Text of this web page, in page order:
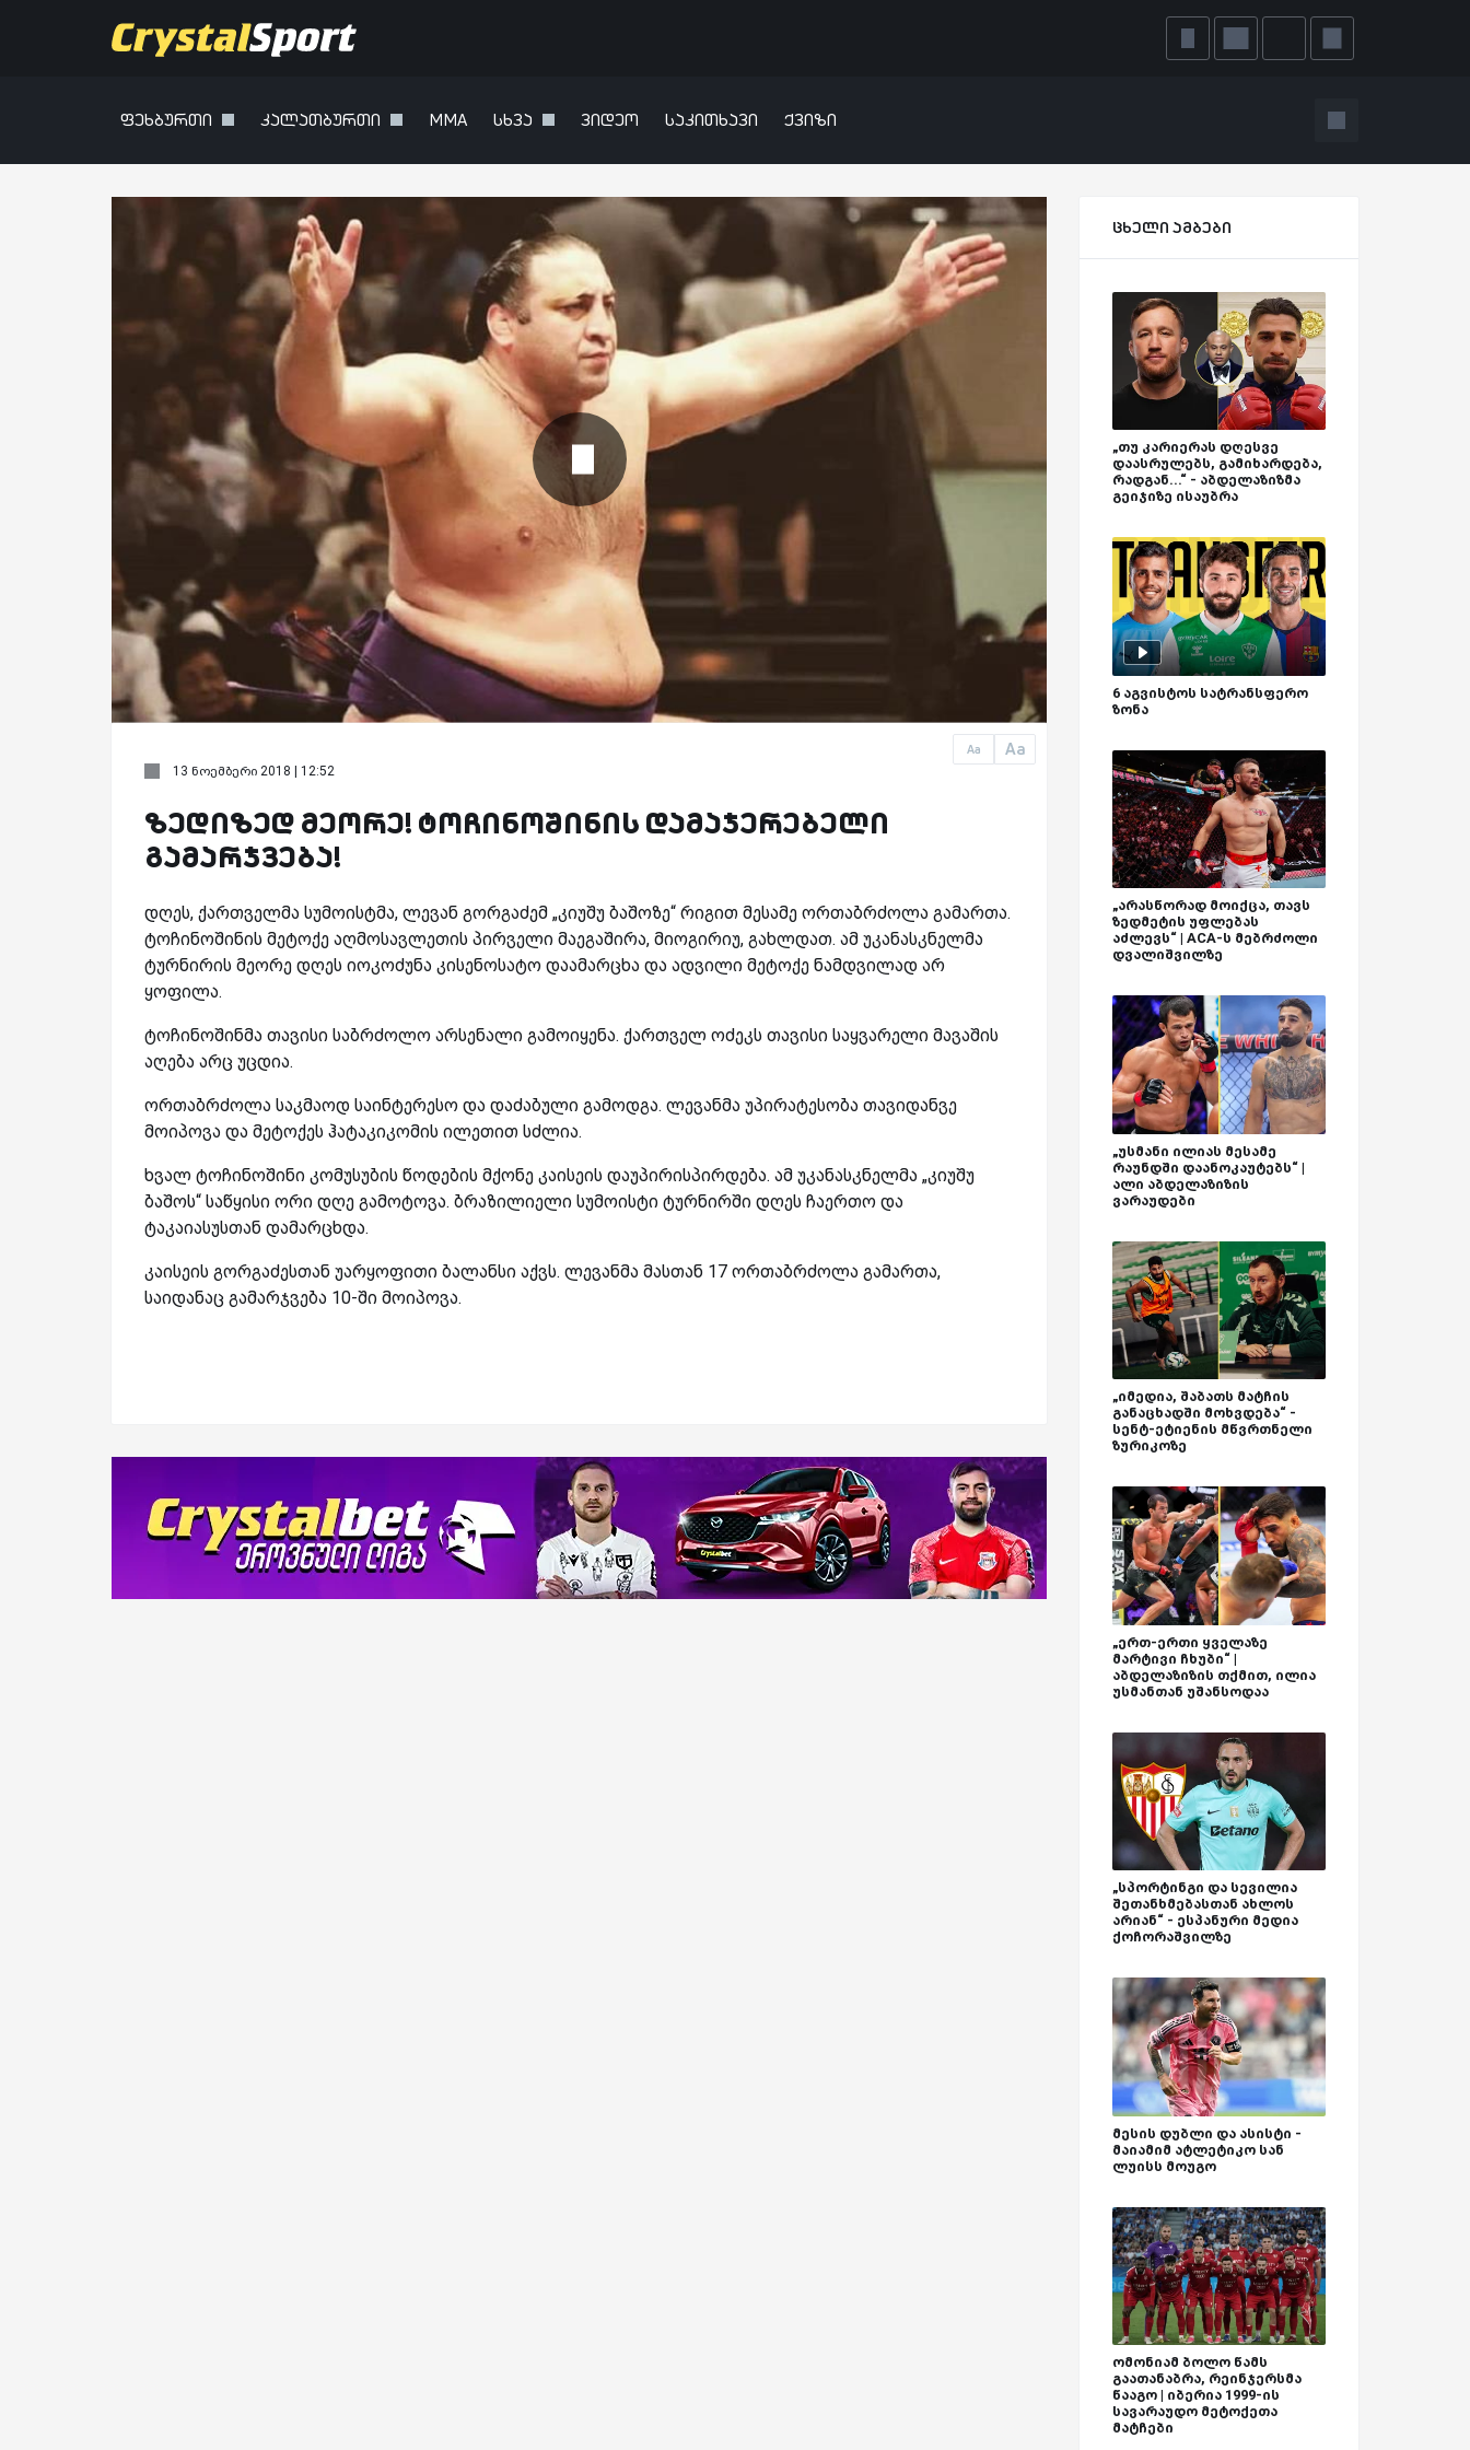
ფეხბურთი კალათბურთი MMA სხვა ვიდეო საკითხავი ქვიზი
Aa Aa
13 ნოემბერი 2018 | 12:52
ზედიზედ მეორე! ტოჩინოშინის დამაჯერებელი
გამარჯვება!
დღეს, ქართველმა სუმოისტმა, ლევან გორგაძემ „კიუშუ ბაშოზე“ რიგით მესამე ორთაბრძოლა გამართა.
ტოჩინოშინის მეტოქე აღმოსავლეთის პირველი მაეგაშირა, მიოგირიუ, გახლდათ. ამ უკანასკნელმა
ტურნირის მეორე დღეს იოკოძუნა კისენოსატო დაამარცხა და ადვილი მეტოქე ნამდვილად არ
ყოფილა.
ტოჩინოშინმა თავისი საბრძოლო არსენალი გამოიყენა. ქართველ ოძეკს თავისი საყვარელი მავაშის
აღება არც უცდია.
ორთაბრძოლა საკმაოდ საინტერესო და დაძაბული გამოდგა. ლევანმა უპირატესობა თავიდანვე
მოიპოვა და მეტოქეს ჰატაკიკომის ილეთით სძლია.
ხვალ ტოჩინოშინი კომუსუბის წოდების მქონე კაისეის დაუპირისპირდება. ამ უკანასკნელმა „კიუშუ
ბაშოს“ საწყისი ორი დღე გამოტოვა. ბრაზილიელი სუმოისტი ტურნირში დღეს ჩაერთო და
ტაკაიასუსთან დამარცხდა.
კაისეის გორგაძესთან უარყოფითი ბალანსი აქვს. ლევანმა მასთან 17 ორთაბრძოლა გამართა,
საიდანაც გამარჯვება 10-ში მოიპოვა.
ცხელი ამბები
„თუ კარიერას დღესვე
დაასრულებს, გამიხარდება,
რადგან...“ - აბდელაზიზმა
გეიჯიზე ისაუბრა
6 აგვისტოს სატრანსფერო
ზონა
„არასწორად მოიქცა, თავს
ზედმეტის უფლებას
აძლევს“ | ACA-ს მებრძოლი
დვალიშვილზე
„უსმანი ილიას მესამე
რაუნდში დაანოკაუტებს“ |
ალი აბდელაზიზის
ვარაუდები
„იმედია, შაბათს მატჩის
განაცხადში მოხვდება“ -
სენტ-ეტიენის მწვრთნელი
ზურიკოზე
„ერთ-ერთი ყველაზე
მარტივი ჩხუბი“ |
აბდელაზიზის თქმით, ილია
უსმანთან უშანსოდაა
„სპორტინგი და სევილია
შეთანხმებასთან ახლოს
არიან“ - ესპანური მედია
ქოჩორაშვილზე
მესის დუბლი და ასისტი -
მაიამიმ ატლეტიკო სან
ლუისს მოუგო
ომონიამ ბოლო წამს
გაათანაბრა, რეინჯერსმა
წააგო | იბერია 1999-ის
სავარაუდო მეტოქეთა
მატჩები